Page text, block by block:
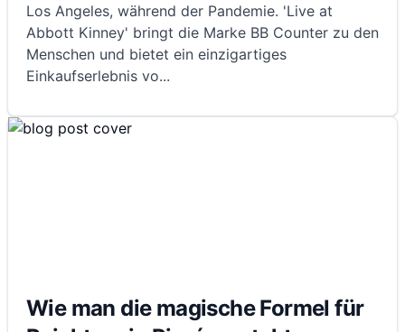
Los Angeles, während der Pandemie. 'Live at
Abbott Kinney' bringt die Marke BB Counter zu den
Menschen und bietet ein einzigartiges
Einkaufserlebnis vo...
Wie man die magische Formel für